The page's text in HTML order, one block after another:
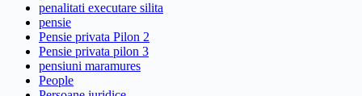
penalitati executare silita
pensie
Pensie privata Pilon 2
Pensie privata pilon 3
pensiuni maramures
People